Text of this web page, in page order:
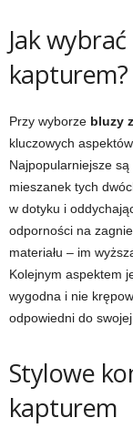
Jak
kapturem?
Przy wyborze bluzy
kluczowych
Najpopularniejsze
mieszanek tych
w dotyku i
odporności na
materiału – im
Kolejnym aspektem
wygodna i nie
odpowiedni do swojej
Stylowe
kapturem